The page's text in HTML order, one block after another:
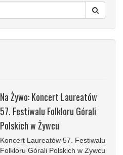
Na Żywo: Koncert Laureatów
57. Festiwalu Folkloru Górali
Polskich w Żywcu
Koncert Laureatów 57. Festiwalu
Folkloru Górali Polskich w Żywcu